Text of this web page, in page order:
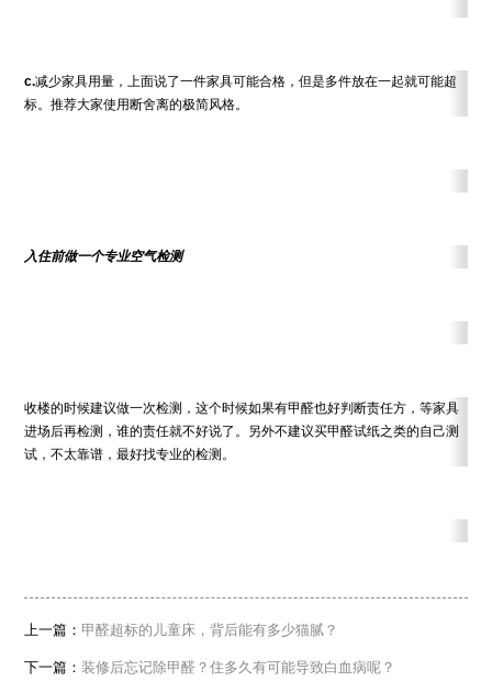
c.减少家具用量，上面说了一件家具可能合格，但是多件放在一起就可能超
标。推荐大家使用断舍离的极简风格。
入住前做一个专业空气检测
收楼的时候建议做一次检测，这个时候如果有甲醛也好判断责任方，等家具
进场后再检测，谁的责任就不好说了。另外不建议买甲醛试纸之类的自己测
试，不太靠谱，最好找专业的检测。
上一篇： 甲醛超标的儿童床，背后能有多少猫腻？
下一篇：装修后忘记除甲醛？住多久有可能导致白血病呢？